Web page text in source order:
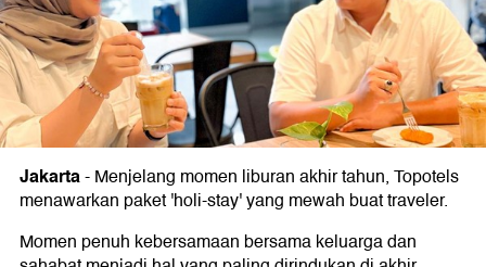
Jakarta-Menjelang momen liburan akhir tahun, Topotels
menawarkan paket 'holi-stay' yang mewah buat traveler.
Momen penuh kebersamaan bersama keluarga dan